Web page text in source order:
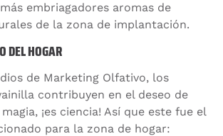
embriagadores aromas de
de la zona de implantación.
DEL HOGAR
de Marketing Olfativo, los
contribuyen en el deseo de
¡es ciencia! Así que este fue el
para la zona de hogar: